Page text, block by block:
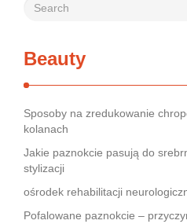
Beauty
Sposoby na zredukowanie
kolanach
Jakie paznokcie pasują do
stylizacji
ośrodek rehabilitacji
Pofalowane paznokcie –